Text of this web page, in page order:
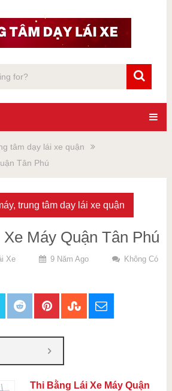
tâm dạy lái xe quận
Tân Phú
, trung tâm dạy lái xe quận
Máy Quận Tân Phú
Xe 9 Năm Ago
Không Có
Thi Bằng Lái Xe Máy Quận